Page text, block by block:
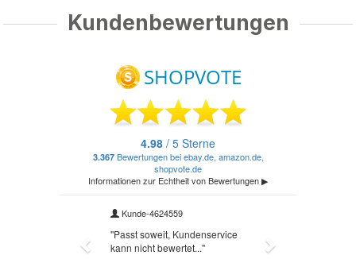
Kundenbewertungen